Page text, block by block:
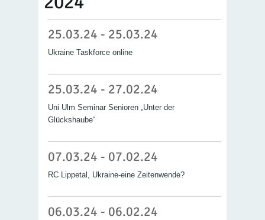
25.03.24 - 25.03.24
Ukraine Taskforce online
25.03.24 - 27.02.24
Uni Ulm Seminar Senioren „Unter der
Glückshaube“
07.03.24 - 07.02.24
RC Lippetal, Ukraine-eine Zeitenwende?
06.03.24 - 06.02.24